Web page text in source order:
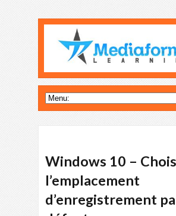
Windows 10 –
l’emplacement
d’enregistrement